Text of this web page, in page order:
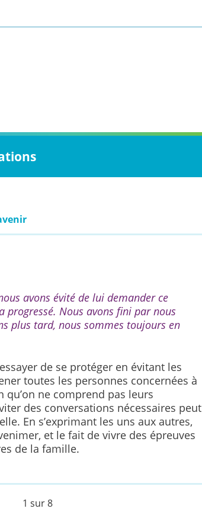
avons évité de lui demander ce
progressé. Nous avons fini par nous
plus tard, nous sommes toujours en
de se protéger en évitant les
toutes les personnes concernées à
qu’on ne comprend pas leurs
des conversations nécessaires peut
En s’exprimant les uns aux autres,
et le fait de vivre des épreuves
de la famille.
1 sur 8